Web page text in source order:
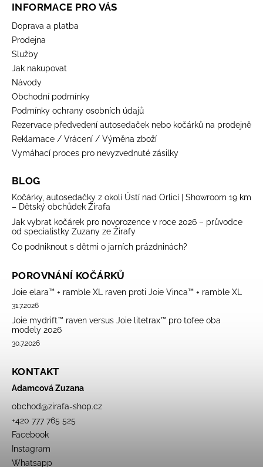
INFORMACE PRO VÁS
Doprava a platba
Prodejna
Služby
Jak nakupovat
Návody
Obchodní podmínky
Podmínky ochrany osobních údajů
Rezervace předvedení autosedaček nebo kočárků na prodejně
Reklamace / Vrácení / Výměna zboží
Vymáhací proces pro nevyzvednuté zásilky
BLOG
Kočárky, autosedačky z okolí Ústí nad Orlicí | Showroom 19 km
– Dětský obchůdek Žirafa
Jak vybrat kočárek pro novorozence v roce 2026 – průvodce
od specialistky Zuzany ze Žirafy
Co podniknout s dětmi o jarních prázdninách?
POROVNÁNÍ KOČÁRKŮ
Joie elara™ + ramble XL raven proti Joie Vinca™ + ramble XL
31.7.2026
Joie mydrift™ raven versus Joie litetrax™ pro tofee oba
modely 2026
30.7.2026
KONTAKT
Adamcová Zuzana
obchod@zirafa-shop.cz
+420 777 765 525
Facebook
Instagram
Whatsapp